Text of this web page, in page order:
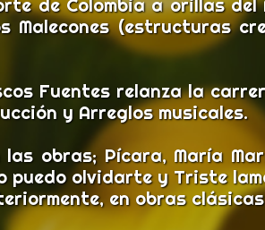
de Colombia a orillas
(estructuras
Fuentes relanza la
y Arreglos musicales.
obras; Pícara, María
olvidarte y Triste
en obras